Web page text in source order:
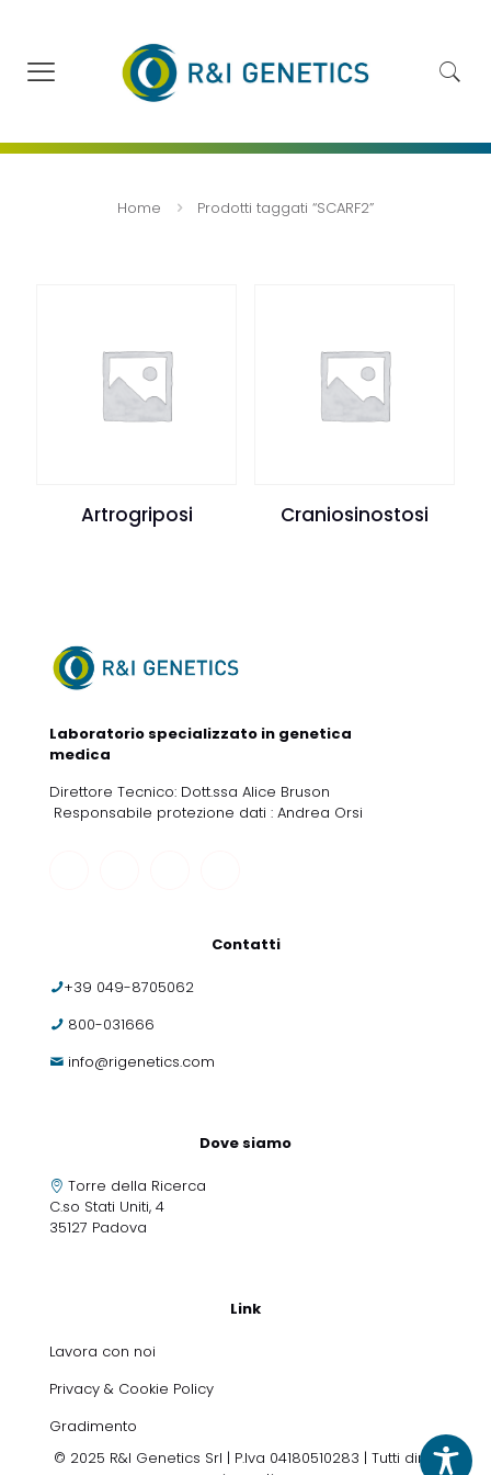
Home Prodotti taggati “SCARF2”
Artrogriposi Craniosinostosi
Laboratorio specializzato in genetica
medica
Direttore Tecnico: Dott.ssa Alice Bruson
Responsabile protezione dati : Andrea Orsi
Contatti
+39 049-8705062
800-031666
info@rigenetics.com
Dove siamo
Torre della Ricerca
C.so Stati Uniti, 4
35127 Padova
Link
Lavora con noi
Privacy & Cookie Policy
Gradimento
© 2025 R&I Genetics Srl | P.Iva 04180510283 | Tutti diritti